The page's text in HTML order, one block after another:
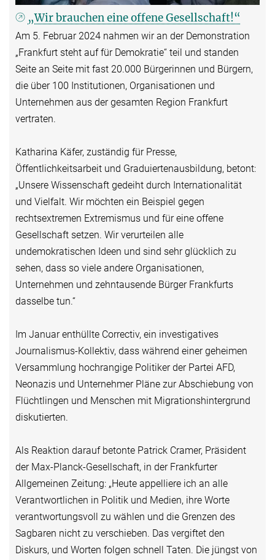
„Wir brauchen eine offene Gesellschaft!“
Am 5. Februar 2024 nahmen wir an der Demonstration
„Frankfurt steht auf für Demokratie“ teil und standen
Seite an Seite mit fast 20.000 Bürgerinnen und Bürgern,
die über 100 Institutionen, Organisationen und
Unternehmen aus der gesamten Region Frankfurt
vertraten.
Katharina Käfer, zuständig für Presse,
Öffentlichkeitsarbeit und Graduiertenausbildung, betont:
„Unsere Wissenschaft gedeiht durch Internationalität
und Vielfalt. Wir möchten ein Beispiel gegen
rechtsextremen Extremismus und für eine offene
Gesellschaft setzen. Wir verurteilen alle
undemokratischen Ideen und sind sehr glücklich zu
sehen, dass so viele andere Organisationen,
Unternehmen und zehntausende Bürger Frankfurts
dasselbe tun.“
Im Januar enthüllte Correctiv, ein investigatives
Journalismus-Kollektiv, dass während einer geheimen
Versammlung hochrangige Politiker der Partei AFD,
Neonazis und Unternehmer Pläne zur Abschiebung von
Flüchtlingen und Menschen mit Migrationshintergrund
diskutierten.
Als Reaktion darauf betonte Patrick Cramer, Präsident
der Max-Planck-Gesellschaft, in der Frankfurter
Allgemeinen Zeitung: „Heute appelliere ich an alle
Verantwortlichen in Politik und Medien, ihre Worte
verantwortungsvoll zu wählen und die Grenzen des
Sagbaren nicht zu verschieben. Das vergiftet den
Diskurs, und Worten folgen schnell Taten. Die jüngst von